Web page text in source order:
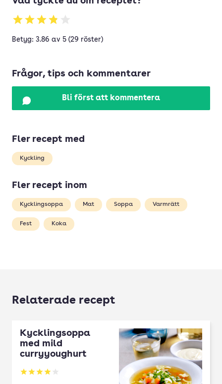
Betyg: 3.86 av 5 (29 röster)
Frågor, tips och kommentarer
Bli först att kommentera
Fler recept med
Kyckling
Fler recept inom
Kycklingsoppa Mat Soppa Varmrätt
Fest Koka
Relaterade recept
Kycklingsoppa
med mild
curryyoughurt
Betyg: 4 av 5